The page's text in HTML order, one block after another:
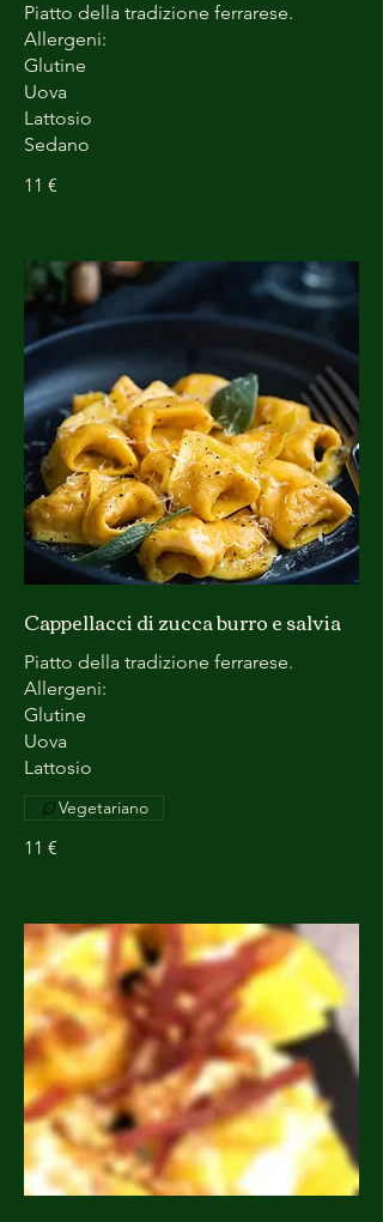
Piatto della tradizione ferrarese.
Allergeni:
Glutine
Uova
Lattosio
Sedano
11 €
Cappellacci di zucca burro e salvia
Piatto della tradizione ferrarese.
Allergeni:
Glutine
Uova
Lattosio
11 €
Vegetariano